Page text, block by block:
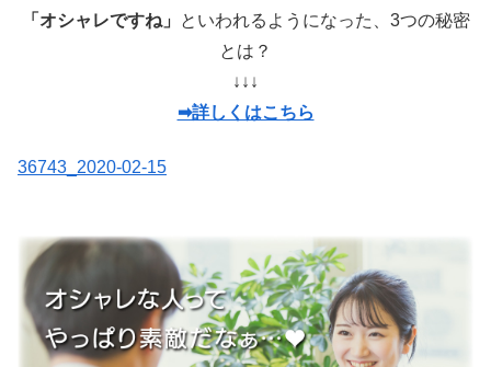
「オシャレですね」
といわれるようになった、3つの秘密
とは？
↓↓↓
➡詳しくはこちら
36743_2020-02-15